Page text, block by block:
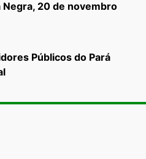
Negra, 20 de novembro
Públicos do Pará